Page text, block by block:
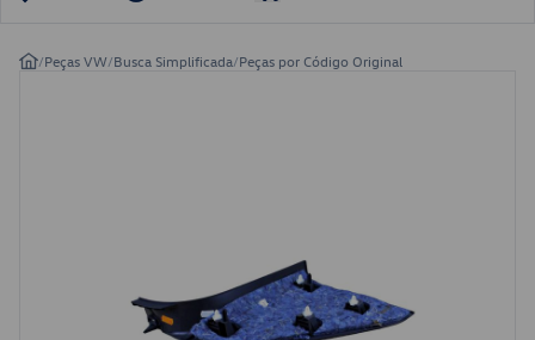
/Peças VW/Busca Simplificada/Peças por Código Original